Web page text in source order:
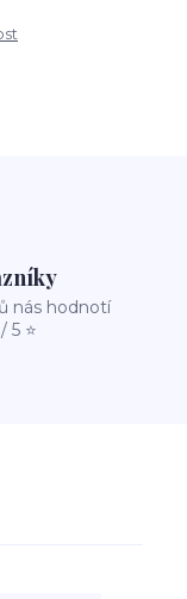
nás hodnotí
5 ⭐